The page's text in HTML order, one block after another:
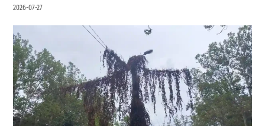
2026-07-27